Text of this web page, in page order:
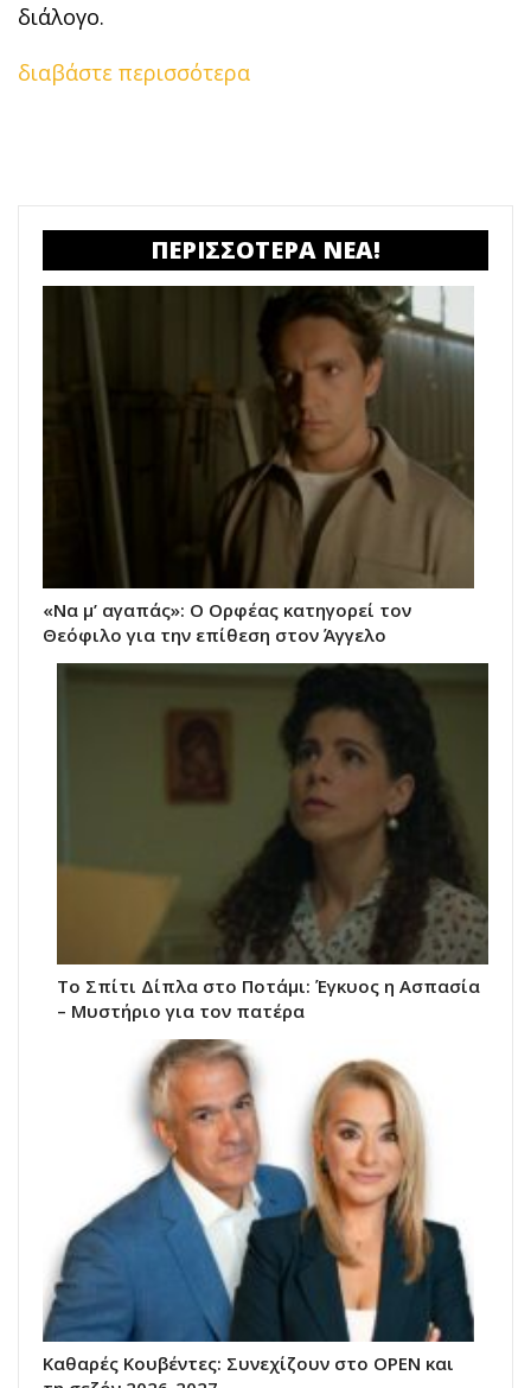
διάλογο.
διαβάστε περισσότερα
ΠΕΡΙΣΣΟΤΕΡΑ ΝΕΑ!
«Να μ’ αγαπάς»: Ο Ορφέας κατηγορεί τον
Θεόφιλο για την επίθεση στον Άγγελο
Το Σπίτι Δίπλα στο Ποτάμι: Έγκυος η Ασπασία
– Μυστήριο για τον πατέρα
Καθαρές Κουβέντες: Συνεχίζουν στο OPEN και